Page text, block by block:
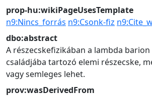
prop-hu:wikiPageUsesTemplate
n9:Nincs_forrás n9:Csonk-fiz
dbo:abstract
A részecskefizikában a lambda
családjába tartozó elemi részecske,
vagy semleges lehet.
prov:wasDerivedFrom